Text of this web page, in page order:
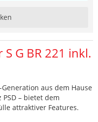
G BR 221 inkl.
aus dem Hause
PSD – bietet dem
attraktiver Features.